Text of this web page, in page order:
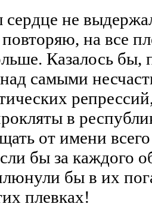
не
на все
Казалось бы,
над самыми
в
от имени
бы за каждого
бы в их
плевках!